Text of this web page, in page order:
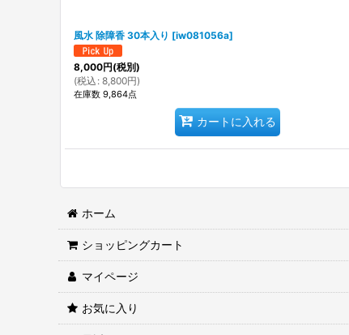
風水 除障香 30本入り [iw081056a]
8,000円(税別)
(税込 : 8,800円)
在庫数 9,864点
カートに入れる
ホーム
ショッピングカート
マイページ
お気に入り